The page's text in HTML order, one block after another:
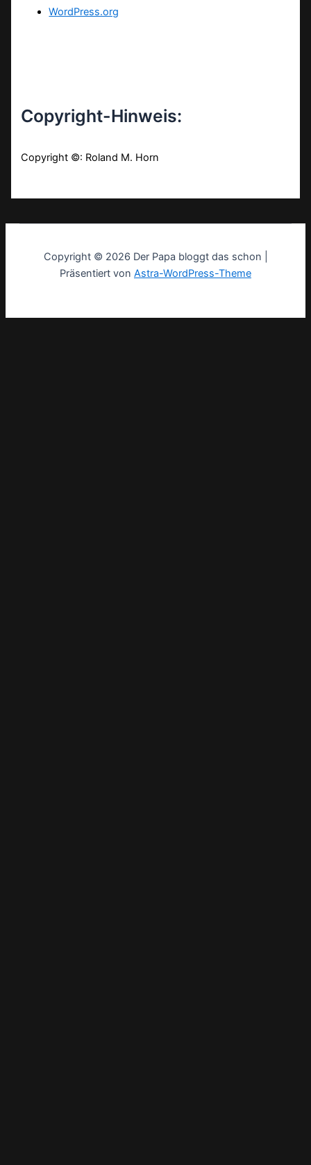
WordPress.org
Copyright-Hinweis:
Copyright ©: Roland M. Horn
Copyright © 2026 Der Papa bloggt das schon |
Präsentiert von Astra-WordPress-Theme